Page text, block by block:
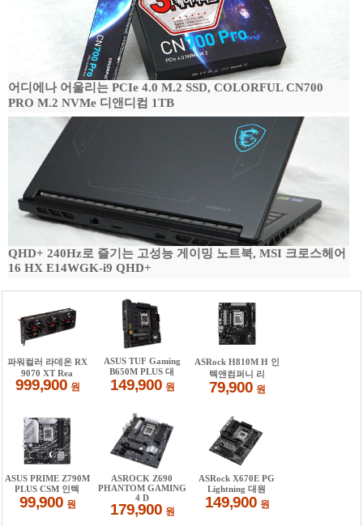
어디에나 어울리는 PCIe 4.0 M.2 SSD, COLORFUL CN700
PRO M.2 NVMe 디앤디컴 1TB
QHD+ 240Hz로 즐기는 고성능 게이밍 노트북, MSI 크로스헤어
16 HX E14WGK-i9 QHD+